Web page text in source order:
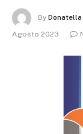
By Donatella
Agosto 2023